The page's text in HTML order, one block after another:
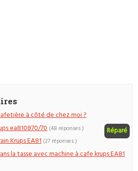
à côté de chez moi ?
ea810870/70
Réparé
(48 réponses )
Krups EA81 (27 réponses )
la tasse avec machine à cafe krups EA81